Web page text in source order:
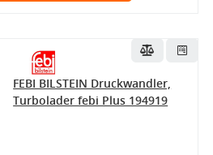
FEBI BILSTEIN Druckwandler,
Turbolader febi Plus 194919